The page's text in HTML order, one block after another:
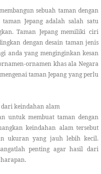
sebuah taman dengan
Jepang adalah salah satu
Taman Jepang memiliki ciri
dengan desain taman jenis
anda yang menginginkan kesan
ornamen khas ala Negara
taman Jepang yang perlu
dari keindahan alam
untuk membuat taman dengan
keindahan alam tersebut
ukuran yang jauh lebih kecil.
penting agar hasil dari